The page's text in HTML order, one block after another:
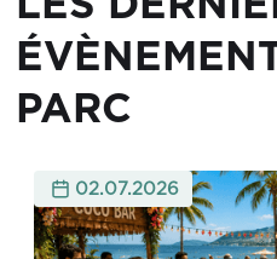
PARC
02.07.2026